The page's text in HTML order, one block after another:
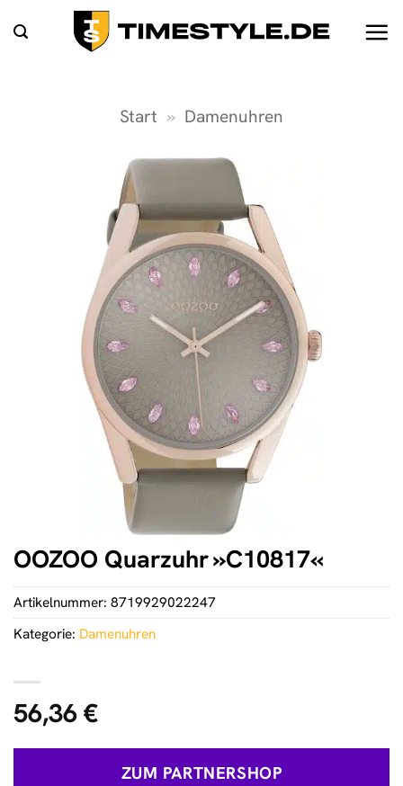
Inhalt
Start » Damenuhren
OOZOO Quarzuhr »C10817«
56,36€
ZUM PARTNERSHOP
Artikelnummer: 8719929022247
Kategorie: Damenuhren